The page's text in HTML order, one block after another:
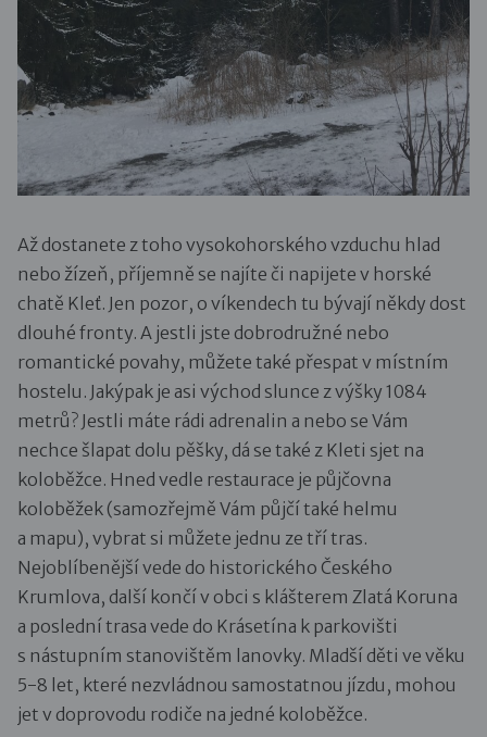
Až dostanete z toho vysokohorského vzduchu hlad
nebo žízeň, příjemně se najíte či napijete v horské
chatě Kleť. Jen pozor, o víkendech tu bývají někdy dost
dlouhé fronty. A jestli jste dobrodružné nebo
romantické povahy, můžete také přespat v místním
hostelu. Jakýpak je asi východ slunce z výšky 1084
metrů? Jestli máte rádi adrenalin a nebo se Vám
nechce šlapat dolu pěšky, dá se také z Kleti sjet na
koloběžce. Hned vedle restaurace je půjčovna
koloběžek (samozřejmě Vám půjčí také helmu
a mapu), vybrat si můžete jednu ze tří tras.
Nejoblíbenější vede do historického Českého
Krumlova, další končí v obci s klášterem Zlatá Koruna
a poslední trasa vede do Krásetína k parkovišti
s nástupním stanovištěm lanovky. Mladší děti ve věku
5-8 let, které nezvládnou samostatnou jízdu, mohou
jet v doprovodu rodiče na jedné koloběžce.